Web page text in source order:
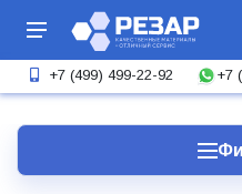
+7 (499) 499-22-92 +7